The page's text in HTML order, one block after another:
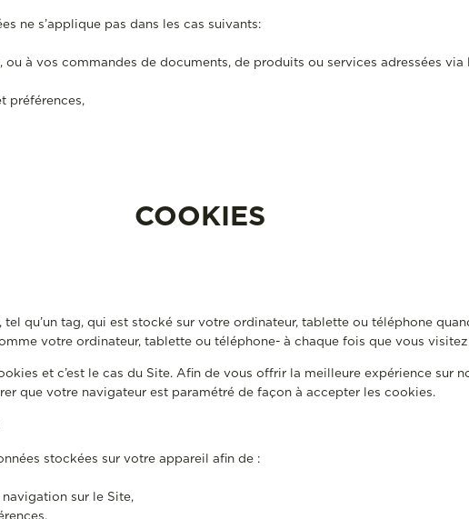
ne s’applique pas dans les cas suivants:
à vos commandes de documents, de produits ou services adressées
préférences,
COOKIES
tel qu’un tag, qui est stocké sur votre ordinateur, tablette ou téléphone
votre ordinateur, tablette ou téléphone- à chaque fois que vous
et c’est le cas du Site. Afin de vous offrir la meilleure expérience sur
que votre navigateur est paramétré de façon à accepter les cookies.
stockées sur votre appareil afin de :
sur le Site,